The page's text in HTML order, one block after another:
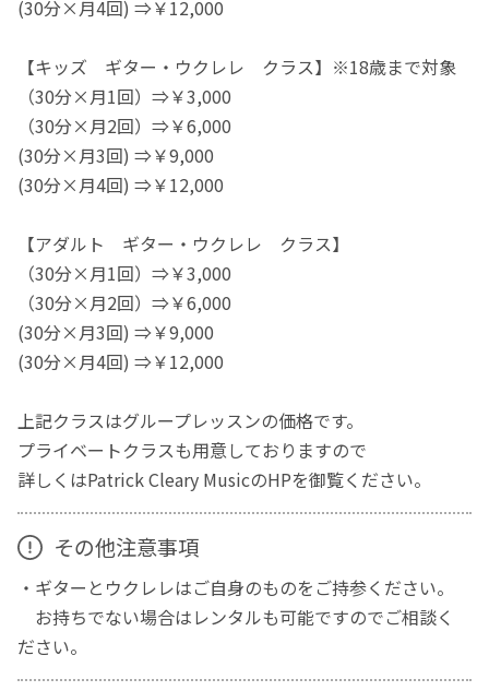
(30分×月4回) ⇒￥12,000
【キッズ ギター・ウクレレ クラス】※18歳まで対象
（30分×月1回）⇒￥3,000
（30分×月2回）⇒￥6,000
(30分×月3回) ⇒￥9,000
(30分×月4回) ⇒￥12,000
【アダルト ギター・ウクレレ クラス】
（30分×月1回）⇒￥3,000
（30分×月2回）⇒￥6,000
(30分×月3回) ⇒￥9,000
(30分×月4回) ⇒￥12,000
上記クラスはグループレッスンの価格です。
プライベートクラスも用意しておりますので
詳しくはPatrick Cleary MusicのHPを御覧ください。
その他注意事項
・ギターとウクレレはご自身のものをご持参ください。
お持ちでない場合はレンタルも可能ですのでご相談く
ださい。